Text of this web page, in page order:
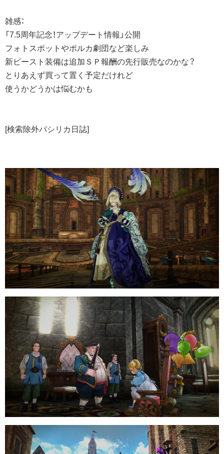
雑感：
「7.5周年記念！アップデート情報」公開
フォトスポットやポルカ劇団など楽しみ
新ビースト装備は追加ＳＰ報酬の先行販売なのかな？
とりあえず買って置く予定だけれど
使うかどうかは悩むかも
[検索除外パシリカ日誌]